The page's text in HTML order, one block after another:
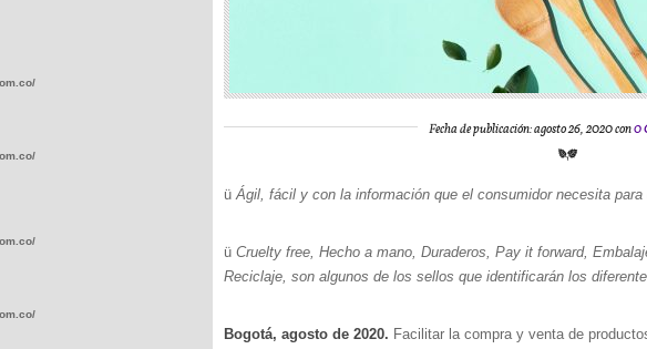
Fecha de publicación: agosto 26, 2020 con0
üÁgil, fácil y con la información que el consumidor necesita
ü Cruelty free, Hecho a mano, Duraderos, Pay it forward,
Reciclaje, son algunos de los sellos que identificarán los
Bogotá, agosto de 2020. Facilitar la compra y venta de
wp-
wp-
wp-
wp-